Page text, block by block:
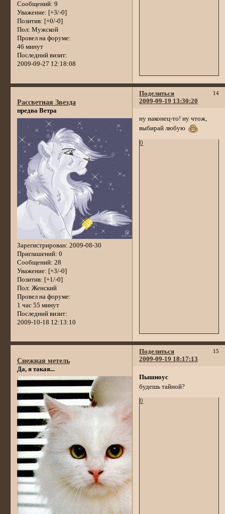
Сообщений: 9
Уважение: [+3/-0]
Позитив: [+0/-0]
Пол: Мужской
Провел на форуме:
46 минут
Последний визит:
2009-09-27 12:18:08
Поделиться 14
2009-09-19 13:30:20
Рассветная Звезда
предва Ветра
Зарегистрирован: 2009-08-30
Приглашений: 0
Сообщений: 28
Уважение: [+3/-0]
Позитив: [+1/-0]
Пол: Женский
Провел на форуме:
1 час 55 минут
Последний визит:
2009-10-18 12:13:10
ну наконец-то! ну чтож,
выбирай любую
0
Поделиться 15
2009-09-19 18:17:13
Снежная метель
Да, я такая...
Пышноус
будешь тайной?
0